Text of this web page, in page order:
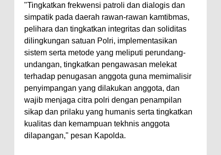
"Tingkatkan frekwensi patroli dan dialogis dan
simpatik pada daerah rawan-rawan kamtibmas,
pelihara dan tingkatkan integritas dan soliditas
dilingkungan satuan Polri, implementasikan
sistem serta metode yang meliputi perundang-
undangan, tingkatkan pengawasan melekat
terhadap penugasan anggota guna memimalisir
penyimpangan yang dilakukan anggota, dan
wajib menjaga citra polri dengan penampilan
sikap dan prilaku yang humanis serta tingkatkan
kualitas dan kemampuan tekhnis anggota
dilapangan," pesan Kapolda.